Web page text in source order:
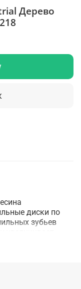
Дерево
диски по
зубьев
увеличивает